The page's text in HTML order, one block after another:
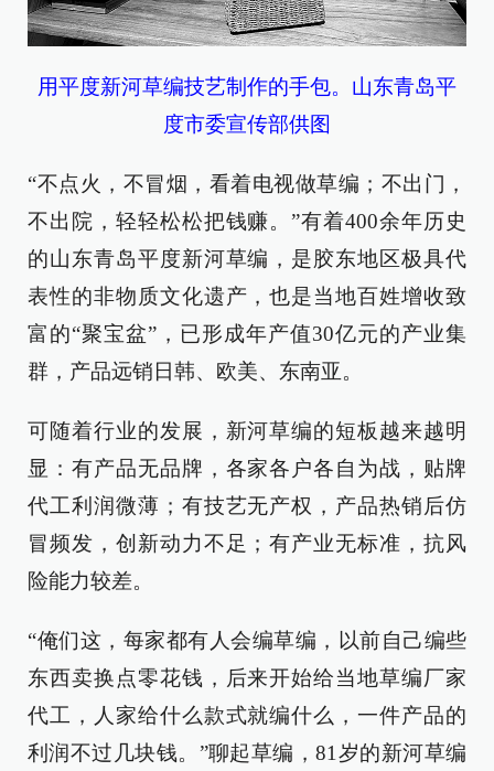
用平度新河草编技艺制作的手包。山东青岛平
度市委宣传部供图
“不点火，不冒烟，看着电视做草编；不出门，
不出院，轻轻松松把钱赚。”有着400余年历史
的山东青岛平度新河草编，是胶东地区极具代
表性的非物质文化遗产，也是当地百姓增收致
富的“聚宝盆”，已形成年产值30亿元的产业集
群，产品远销日韩、欧美、东南亚。
可随着行业的发展，新河草编的短板越来越明
显：有产品无品牌，各家各户各自为战，贴牌
代工利润微薄；有技艺无产权，产品热销后仿
冒频发，创新动力不足；有产业无标准，抗风
险能力较差。
“俺们这，每家都有人会编草编，以前自己编些
东西卖换点零花钱，后来开始给当地草编厂家
代工，人家给什么款式就编什么，一件产品的
利润不过几块钱。”聊起草编，81岁的新河草编